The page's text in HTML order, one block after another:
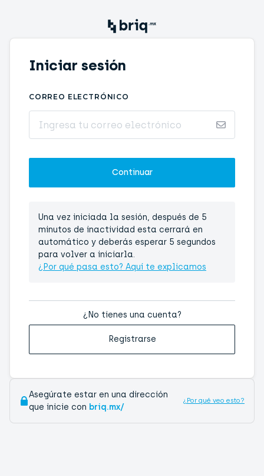
Iniciar sesión
CORREO ELECTRÓNICO
Una vez iniciada la sesión, después de 5
minutos de inactividad esta cerrará en
automático y deberás esperar 5 segundos
para volver a iniciarla.
¿Por qué pasa esto? Aquí te explicamos
¿No tienes una cuenta?
Registrarse
Asegúrate estar en una dirección
que inicie con briq.mx/
¿Por qué veo esto?